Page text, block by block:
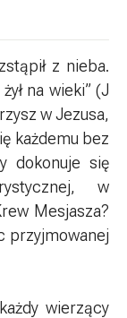
z nieba.
na wieki” (J
w Jezusa,
każdemu bez
dokonuje się
w
Mesjasza?
przyjmowanej
wierzący